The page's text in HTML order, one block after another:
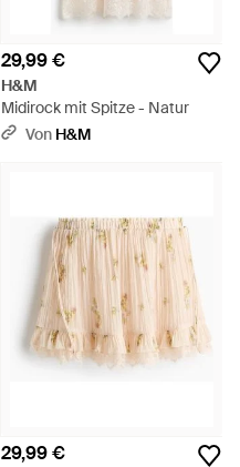
29,99 €
H&M
Midirock mit Spitze - Natur
Von H&M
29,99 €